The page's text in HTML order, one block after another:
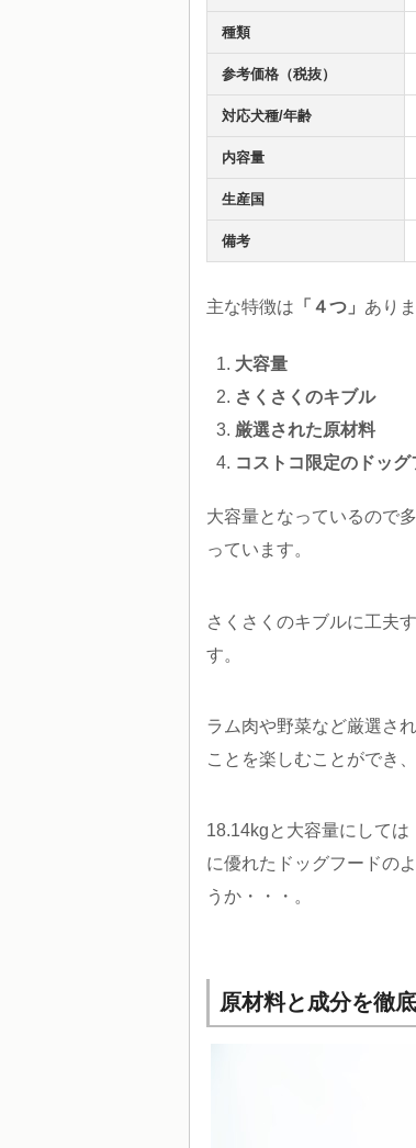
種類
参考価格（税抜）
対応犬種/年齢
内容量
生産国
備考
主な特徴は 「４つ」 ありま
大容量
さくさくのキブル
厳選された原材料
コストコ限定のドッグ
大容量となっているので
っています。
さくさくのキブルに工夫
す。
ラム肉や野菜など厳選さ
ことを楽しむことができ
18.14kgと大容量にして
に優れたドッグフードの
うか・・・。
原材料と成分を徹